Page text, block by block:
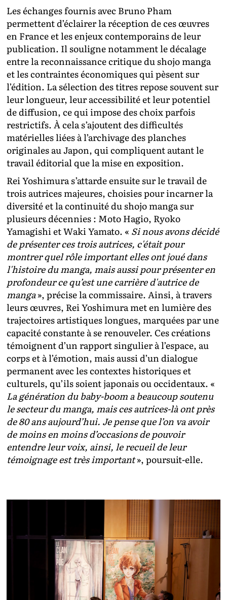
Les échanges fournis avec Bruno Pham
permettent d’éclairer la réception de ces œuvres
en France et les enjeux contemporains de leur
publication. Il souligne notamment le décalage
entre la reconnaissance critique du shojo manga
et les contraintes économiques qui pèsent sur
l’édition. La sélection des titres repose souvent sur
leur longueur, leur accessibilité et leur potentiel
de diffusion, ce qui impose des choix parfois
restrictifs. À cela s’ajoutent des difficultés
matérielles liées à l’archivage des planches
originales au Japon, qui compliquent autant le
travail éditorial que la mise en exposition.
Rei Yoshimura s’attarde ensuite sur le travail de
trois autrices majeures, choisies pour incarner la
diversité et la continuité du shojo manga sur
plusieurs décennies : Moto Hagio, Ryoko
Yamagishi et Waki Yamato. « Si nous avons décidé
de présenter ces trois autrices, c'était pour
montrer quel rôle important elles ont joué dans
l'histoire du manga, mais aussi pour présenter en
profondeur ce qu’est une carrière d'autrice de
manga», précise la commissaire. Ainsi, à travers
leurs œuvres, Rei Yoshimura met en lumière des
trajectoires artistiques longues, marquées par une
capacité constante à se renouveler. Ces créations
témoignent d’un rapport singulier à l’espace, au
corps et à l’émotion, mais aussi d’un dialogue
permanent avec les contextes historiques et
culturels, qu’ils soient japonais ou occidentaux. «
La génération du baby-boom a beaucoup soutenu
le secteur du manga, mais ces autrices-là ont près
de 80 ans aujourd’hui. Je pense que l’on va avoir
de moins en moins d’occasions de pouvoir
entendre leur voix, ainsi, le recueil de leur
témoignage est très important», poursuit-elle.